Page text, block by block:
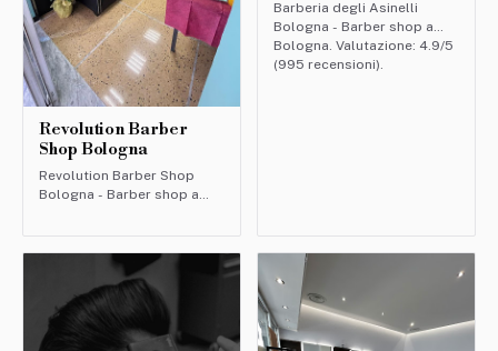
Revolution Barber
Shop Bologna
Revolution Barber Shop
Bologna - Barber shop a
Barberia degli Asinelli
Bologna - Barber shop a
Bologna. Valutazione: 4.9/5
(995 recensioni).